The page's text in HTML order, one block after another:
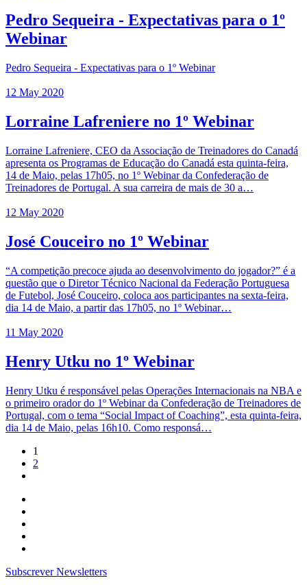
Pedro Sequeira - Expectativas para o 1º
Webinar
Pedro Sequeira - Expectativas para o 1º Webinar
12 May 2020
Lorraine Lafreniere no 1º Webinar
Lorraine Lafreniere, CEO da Associação de Treinadores do Canadá
apresenta os Programas de Educação do Canadá esta quinta-feira,
14 de Maio, pelas 17h05, no 1º Webinar da Confederação de
Treinadores de Portugal. A sua carreira de mais de 30 a…
12 May 2020
José Couceiro no 1º Webinar
“A competição precoce ajuda ao desenvolvimento do jogador?” é a
questão que o Diretor Técnico Nacional da Federação Portuguesa
de Futebol, José Couceiro, coloca aos participantes na sexta-feira,
dia 14 de Maio, a partir das 17h05, no 1º Webinar…
11 May 2020
Henry Utku no 1º Webinar
Henry Utku é responsável pelas Operações Internacionais na NBA e
o primeiro orador do 1º Webinar da Confederação de Treinadores de
Portugal, com o tema “Social Impact of Coaching”, esta quinta-feira,
dia 14 de Maio, pelas 16h10. Como responsá…
1
2
Subscrever Newsletters